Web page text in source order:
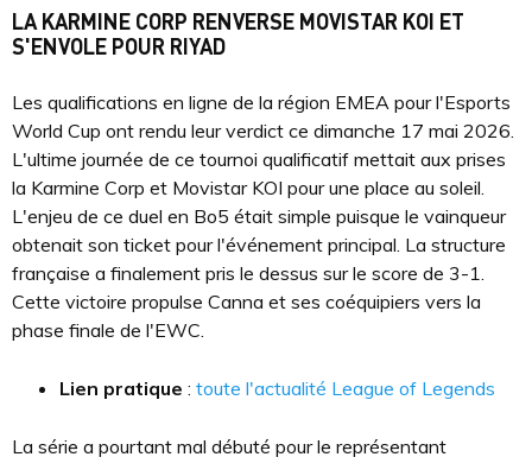
LA KARMINE CORP RENVERSE MOVISTAR KOI ET
S'ENVOLE POUR RIYAD
Les qualifications en ligne de la région EMEA pour l'Esports
World Cup ont rendu leur verdict ce dimanche 17 mai 2026.
L'ultime journée de ce tournoi qualificatif mettait aux prises
la Karmine Corp et Movistar KOI pour une place au soleil.
L'enjeu de ce duel en Bo5 était simple puisque le vainqueur
obtenait son ticket pour l'événement principal. La structure
française a finalement pris le dessus sur le score de 3-1.
Cette victoire propulse Canna et ses coéquipiers vers la
phase finale de l'EWC.
Lien pratique : toute l'actualité League of Legends
La série a pourtant mal débuté pour le représentant